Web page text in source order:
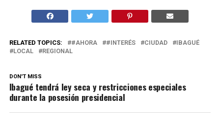
RELATED TOPICS: #AHORA #INTERÉS CIUDAD
IBAGUÉ
LOCAL
REGIONAL
DON'T MISS
Ibagué tendrá ley seca y restricciones especiales
durante la posesión presidencial